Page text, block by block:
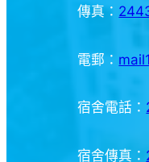
傳真：
電郵：
宿舍電話：
宿舍傳真：